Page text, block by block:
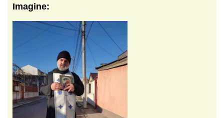
Imagine: